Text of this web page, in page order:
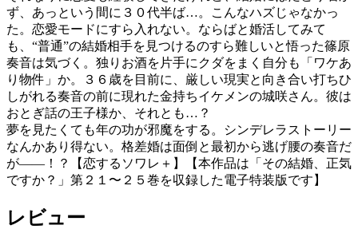
ず、あっという間に３０代半ば…。こんなハズじゃなかっ
た。恋愛モードにすら入れない。ならばと婚活してみて
も、“普通”の結婚相手を見つけるのすら難しいと悟った篠原
奏音は気づく。独りお酒を片手にクダをまく自分も「ワケあ
り物件」か。３６歳を目前に、厳しい現実と向き合い打ちひ
しがれる奏音の前に現れた金持ちイケメンの城咲さん。彼は
おとぎ話の王子様か、それとも…？
夢を見たくても年の功が邪魔をする。シンデレラストーリー
なんかあり得ない。格差婚は面倒と最初から逃げ腰の奏音だ
が――！？【恋するソワレ＋】【本作品は「その結婚、正気
ですか？」第２１〜２５巻を収録した電子特装版です】
レビュー